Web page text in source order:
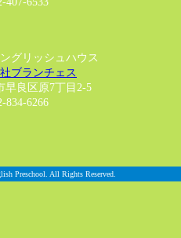
グリッシュハウス
ブランチェス
早良区原7丁目2-5
834-6266
Preschool. All Rights Reserved.